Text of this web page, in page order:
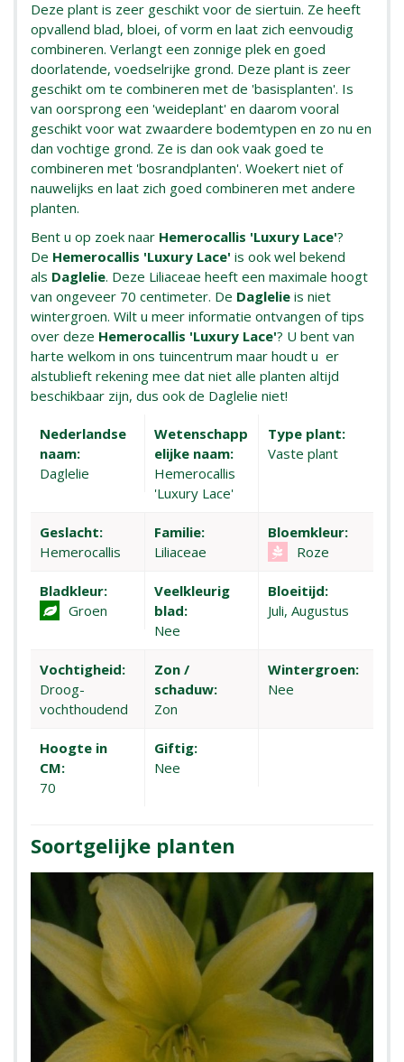
Deze plant is zeer geschikt voor de siertuin. Ze heeft
opvallend blad, bloei, of vorm en laat zich eenvoudig
combineren. Verlangt een zonnige plek en goed
doorlatende, voedselrijke grond. Deze plant is zeer
geschikt om te combineren met de 'basisplanten'. Is
van oorsprong een 'weideplant' en daarom vooral
geschikt voor wat zwaardere bodemtypen en zo nu en
dan vochtige grond. Ze is dan ook vaak goed te
combineren met 'bosrandplanten'. Woekert niet of
nauwelijks en laat zich goed combineren met andere
planten.
Bent u op zoek naar Hemerocallis 'Luxury Lace'?
De Hemerocallis 'Luxury Lace' is ook wel bekend
als Daglelie. Deze Liliaceae heeft een maximale hoogt
van ongeveer 70 centimeter. De Daglelie is niet
wintergroen. Wilt u meer informatie ontvangen of tips
over deze Hemerocallis 'Luxury Lace'? U bent van
harte welkom in ons tuincentrum maar houdt u er
alstublieft rekening mee dat niet alle planten altijd
beschikbaar zijn, dus ook de Daglelie niet!
Nederlandse
naam:
Daglelie
Wetenschapp
elijke naam:
Hemerocallis
'Luxury Lace'
Type plant:
Vaste plant
Geslacht:
Hemerocallis
Familie:
Liliaceae
Bloemkleur:
Roze
Bladkleur:
Groen
Veelkleurig
blad:
Nee
Bloeitijd:
Juli, Augustus
Vochtigheid:
Droog-
vochthoudend
Zon /
schaduw:
Zon
Wintergroen:
Nee
Hoogte in
CM:
70
Giftig:
Nee
Soortgelijke planten